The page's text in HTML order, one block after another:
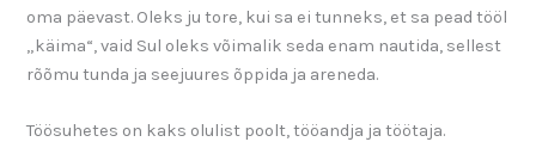
oma päevast. Oleks ju tore, kui sa ei tunneks, et sa pead tööl
„käima“, vaid Sul oleks võimalik seda enam nautida, sellest
rõõmu tunda ja seejuures õppida ja areneda.
Töösuhetes on kaks olulist poolt, tööandja ja töötaja.